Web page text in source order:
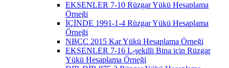
EKSENLER 7-10 Rüzgar Yükü Hesaplama
Örneği
İÇİNDE 1991-1-4 Rüzgar Yükü Hesaplama
Örneği
NBCC 2015 Kar Yükü Hesaplama Örneği
EKSENLER 7-16 L-şekilli Bina için Rüzgar
Yükü Hesaplama Örneği